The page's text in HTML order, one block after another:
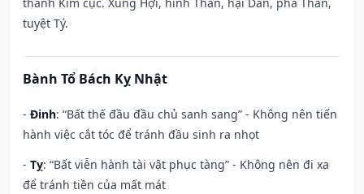
tuyệt Tý.
Bành Tổ Bách Kỵ Nhật
- Đinh: “Bất thế đầu đầu chủ sanh sang” - Không nên tiến
hành việc cắt tóc để tránh đầu sinh ra nhọt
- Tỵ: “Bất viễn hành tài vật phục tàng” - Không nên đi xa
để tránh tiền của mất mát